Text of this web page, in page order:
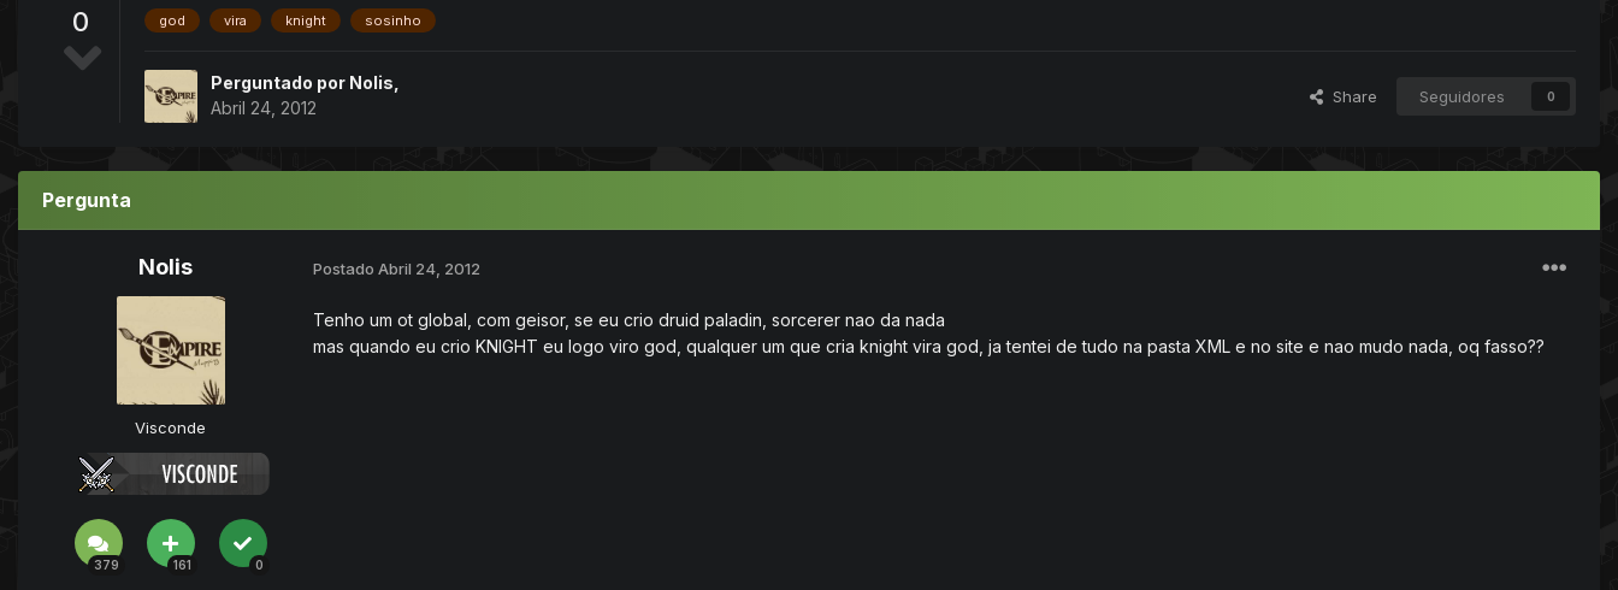
0 god vira knight sosinho
Perguntado por Nolis
Abril 24, 2012
Share Seguidores 0
Pergunta
Nolis
Visconde
379 161 0
Postado Abril 24, 2012
Tenho um ot global, com geisor, se eu crio druid paladin, sorcerer nao da nada
mas quando eu crio KNIGHT eu logo viro god, qualquer um que cria knight vira god, ja tentei de tudo na pasta XML e no site e nao mudo nada, oq fasso??